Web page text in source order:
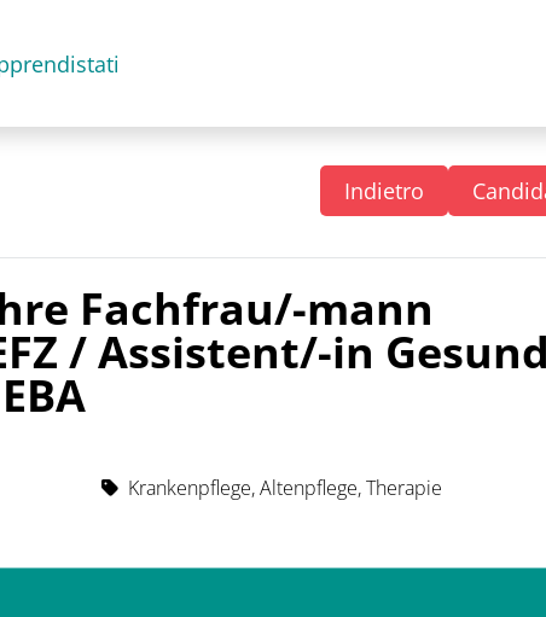
Indietro
Fachfrau/-mann
/ Assistent/-in
Krankenpflege, Altenpflege, Therapie